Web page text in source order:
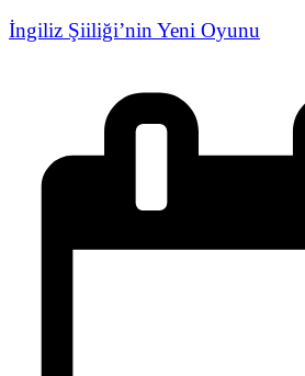
İngiliz Şiiliği’nin Yeni Oyunu